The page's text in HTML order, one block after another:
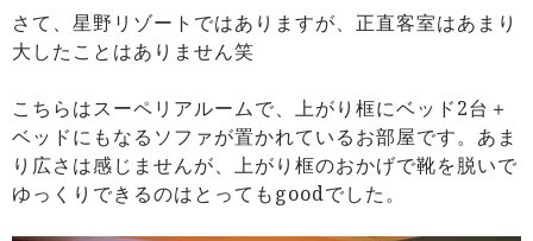
さて、星野リゾートではありますが、正直客室はあまり
大したことはありません笑
こちらはスーペリアルームで、上がり框にベッド2台＋
ベッドにもなるソファが置かれているお部屋です。あま
り広さは感じませんが、上がり框のおかげで靴を脱いで
ゆっくりできるのはとってもgoodでした。